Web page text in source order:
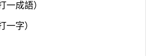
一成語）
一字）